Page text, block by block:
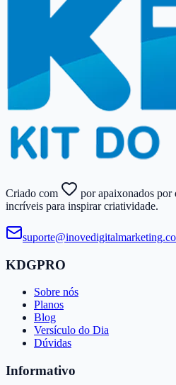
Criado com
por apaixonados por
incríveis para inspirar criatividade.
KDGPRO
Sobre nós
Planos
Blog
Versículo do Dia
Dúvidas
Informativo